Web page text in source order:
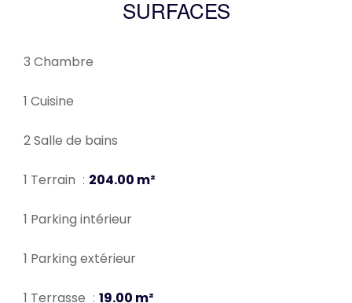
SURFACES
3 Chambre
1 Cuisine
2 Salle de bains
1 Terrain 204.00 m²
1 Parking intérieur
1 Parking extérieur
1 Terrasse 19.00 m²